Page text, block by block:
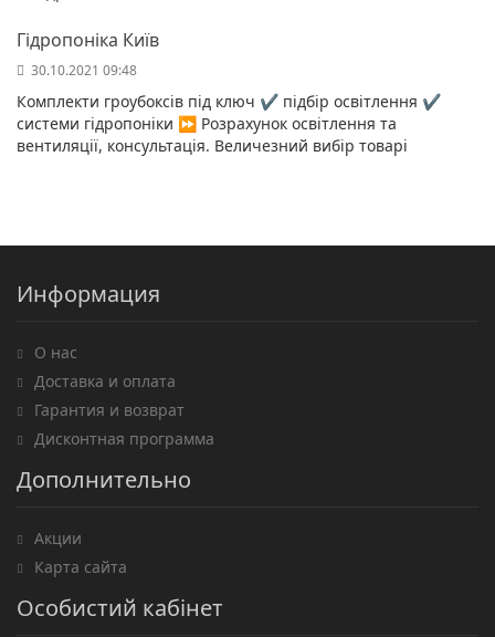
Гідропоніка Київ
30.10.2021 09:48
Комплекти гроубоксів під ключ ✔️ підбір освітлення ✔️
системи гідропоніки ⏩ Розрахунок освітлення та
вентиляції, консультація. Величезний вибір товарі
Информация
О нас
Доставка и оплата
Гарантия и возврат
Дисконтная программа
Дополнительно
Акции
Карта сайта
Особистий кабінет